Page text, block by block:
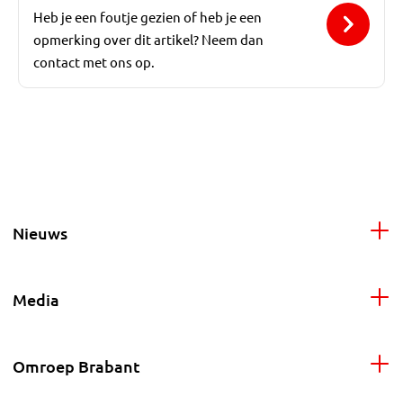
Heb je een foutje gezien of heb je een
opmerking over dit artikel? Neem dan
contact met ons op.
Nieuws
Media
Omroep Brabant